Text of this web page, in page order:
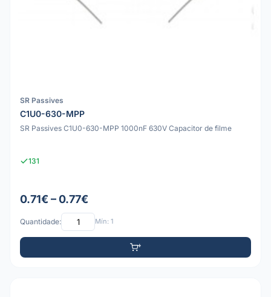
SR Passives
C1U0-630-MPP
SR Passives C1U0-630-MPP 1000nF 630V Capacitor de filme
131
0.71€ – 0.77€
Quantidade: Mín: 1